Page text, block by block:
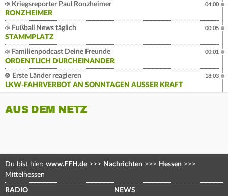
Kriegsreporter Paul Ronzheimer
RONZHEIMER
04:00
Fußball News täglich
STAMMPLATZ
00:05
Familienpodcast Deine Freunde
ORDENTLICH DURCHEINANDER
00:01
Erste Länder reagieren
LKW-FAHRVERBOT AN SONNTAGEN AUSSER KRAFT
18:03
AUS DEM NETZ
Du bist hier: www.FFH.de >>> Nachrichten >>> Hessen >>>
Mittelhessen
RADIO NEWS